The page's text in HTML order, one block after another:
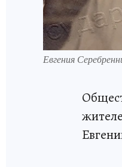
Евгения